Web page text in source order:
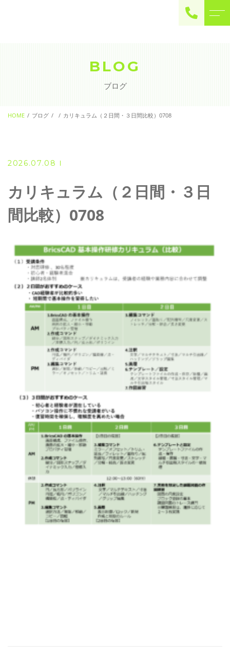
contact
BLOG
ブログ
HOME ブログ カリキュラム（２日間・３日間比較）0708
2026.07.08
カリキュラム（２日間・３日
間比較）0708